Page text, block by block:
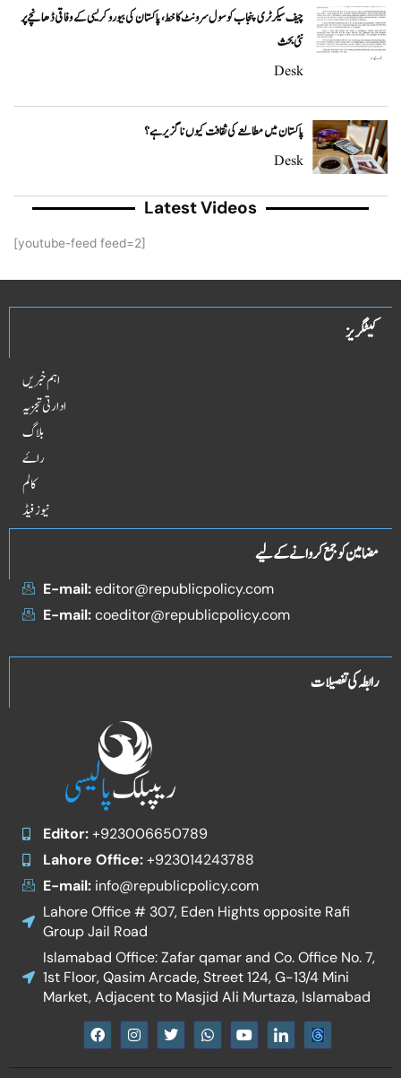
چیف سیکرٹری پنجاب کو سول سرونٹ کا خط، پاکستان کی بیوروکریسی کے وفاقی ڈھانچے پر
نئی بحث
Desk
پاکستان میں مطالعے کی ثقافت کیوں ناگزیر ہے؟
Desk
Latest Videos
[youtube-feed feed=2]
کیٹگریز
اہم خبریں
ادارتی تجزیہ
بلاگ
راۓ
کالم
نیوز فیڈ
مضامین کو جمع کروانے کے لیے
E-mail:editor@republicpolicy.com
E-mail:coeditor@republicpolicy.com
رابطہ کی تفصیلات
Editor:+923006650789
Lahore Office:+923014243788
E-mail:info@republicpolicy.com
Lahore Office # 307, Eden Hights opposite Rafi
Group Jail Road
Islamabad Office: Zafar qamar and Co. Office No. 7,
1st Floor, Qasim Arcade, Street 124, G-13/4 Mini
Market, Adjacent to Masjid Ali Murtaza, Islamabad
F
a
e
I
n
t
T
w
t
W
h
t
Y
o
t
I
c
n